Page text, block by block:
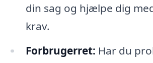
din sag og hjælpe dig
krav.
Forbrugerret: Har du